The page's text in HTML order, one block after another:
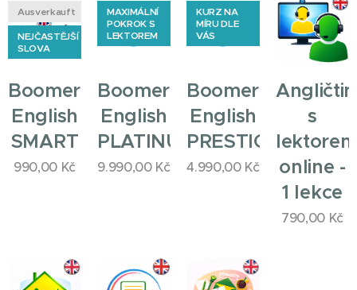
Boomerang
English
SMART
Ausverkauft
NEJČASTĚJŠÍ
SLOVA
990,00 Kč
Boomerang
English
PLATINUM
MAXIMÁLNÍ
POKROK S
LEKTOREM
9.990,00Kč
Boomerang
English
PRESTIGE
KURZ NA
MÍRU DLE
VÁS
4.990,00Kč
s
lektorem
online -
1 lekce
790,00 Kč